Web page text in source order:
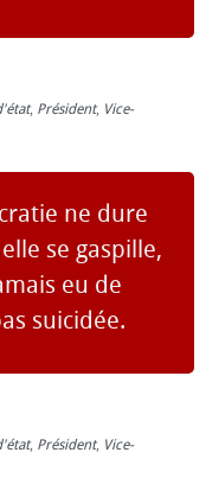
, Président, Vice-
ne dure
se gaspille,
eu de
suicidée.
, Président, Vice-